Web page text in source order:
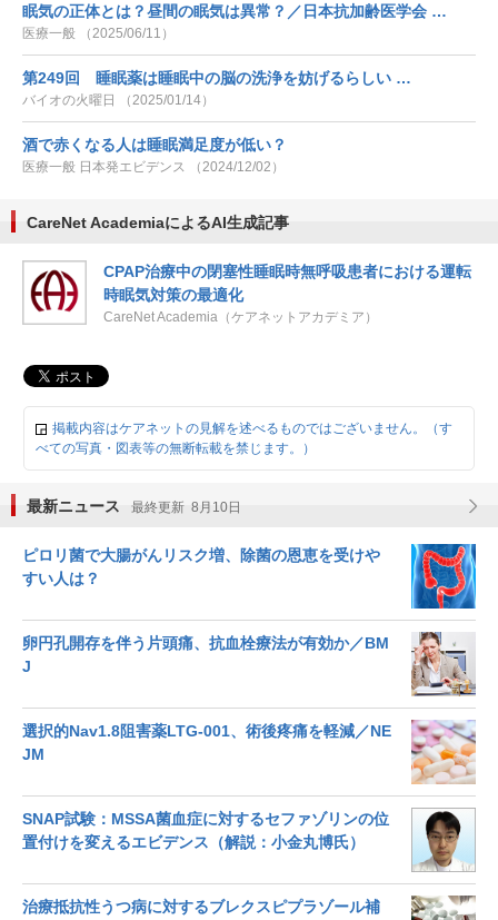
眠気の正体とは？昼間の眠気は異常？／日本抗加齢医学会 …
医療一般 （2025/06/11）
第249回 睡眠薬は睡眠中の脳の洗浄を妨げるらしい …
バイオの火曜日 （2025/01/14）
酒で赤くなる人は睡眠満足度が低い？
医療一般 日本発エビデンス （2024/12/02）
CareNet AcademiaによるAI生成記事
CPAP治療中の閉塞性睡眠時無呼吸患者における運転
時眠気対策の最適化
CareNet Academia（ケアネットアカデミア）
掲載内容はケアネットの見解を述べるものではございません。（す
べての写真・図表等の無断転載を禁じます。）
最新ニュース 最終更新 8月10日
ピロリ菌で大腸がんリスク増、除菌の恩恵を受けや
すい人は？
卵円孔開存を伴う片頭痛、抗血栓療法が有効か／BM
J
選択的Nav1.8阻害薬LTG-001、術後疼痛を軽減／NE
JM
SNAP試験：MSSA菌血症に対するセファゾリンの位
置付けを変えるエビデンス（解説：小金丸博氏）
治療抵抗性うつ病に対するブレクスピプラゾール補